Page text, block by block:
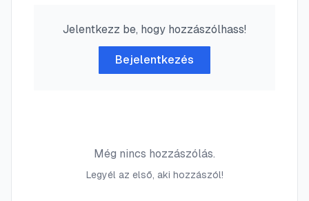
Jelentkezz be, hogy hozzászólhass!
Bejelentkezés
Még nincs hozzászólás.
Legyél az első, aki hozzászól!